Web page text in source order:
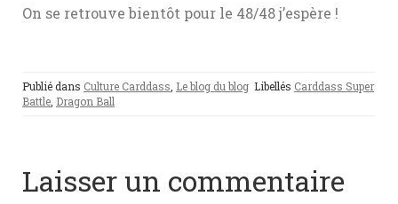
On se retrouve bientôt pour le 48/48 j’espère !
Publié dans Culture Carddass Le blog du blog Libellés Carddass Super
Battle Dragon Ball
Laisser un commentaire